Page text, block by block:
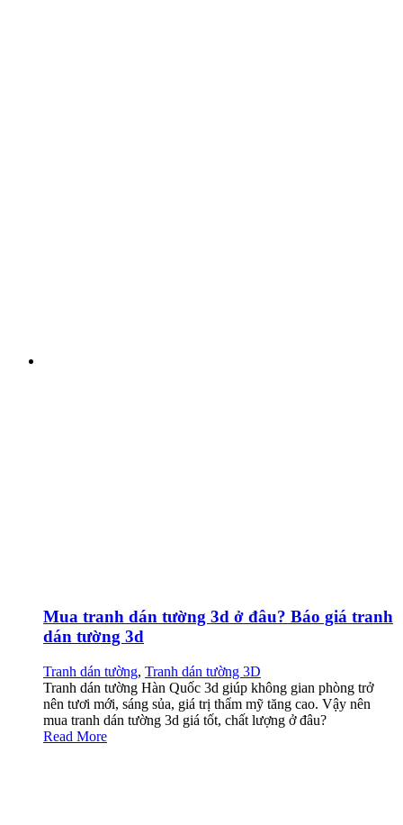
Mua tranh dán tường 3d ở đâu? Báo giá tranh
dán tường 3d
Tranh dán tường, Tranh dán tường 3D
Tranh dán tường Hàn Quốc 3d giúp không gian phòng trở
nên tươi mới, sáng sủa, giá trị thẩm mỹ tăng cao. Vậy nên
mua tranh dán tường 3d giá tốt, chất lượng ở đâu?
Read More